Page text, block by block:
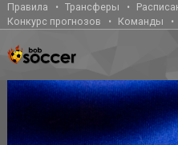
Правила Трансферы
Конкурс прогнозов
Команды